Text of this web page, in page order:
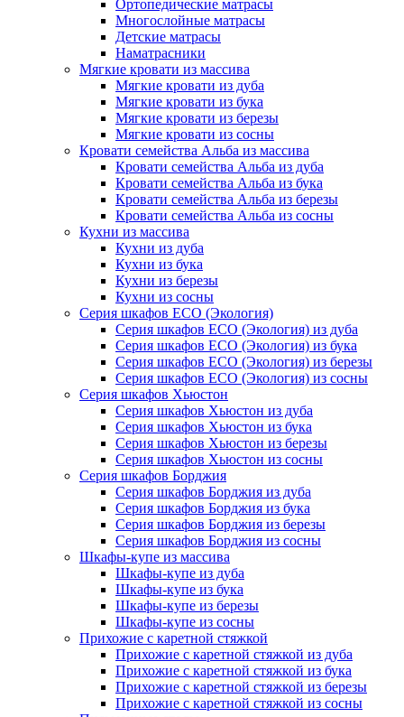
Ортопедические матрасы
Многослойные матрасы
Детские матрасы
Наматрасники
Мягкие кровати из массива
Мягкие кровати из дуба
Мягкие кровати из бука
Мягкие кровати из березы
Мягкие кровати из сосны
Кровати семейства Альба из массива
Кровати семейства Альба из дуба
Кровати семейства Альба из бука
Кровати семейства Альба из березы
Кровати семейства Альба из сосны
Кухни из массива
Кухни из дуба
Кухни из бука
Кухни из березы
Кухни из сосны
Серия шкафов ECO (Экология)
Серия шкафов ECO (Экология) из дуба
Серия шкафов ECO (Экология) из бука
Серия шкафов ECO (Экология) из березы
Серия шкафов ECO (Экология) из сосны
Серия шкафов Хьюстон
Серия шкафов Хьюстон из дуба
Серия шкафов Хьюстон из бука
Серия шкафов Хьюстон из березы
Серия шкафов Хьюстон из сосны
Серия шкафов Борджия
Серия шкафов Борджия из дуба
Серия шкафов Борджия из бука
Серия шкафов Борджия из березы
Серия шкафов Борджия из сосны
Шкафы-купе из массива
Шкафы-купе из дуба
Шкафы-купе из бука
Шкафы-купе из березы
Шкафы-купе из сосны
Прихожие с каретной стяжкой
Прихожие с каретной стяжкой из дуба
Прихожие с каретной стяжкой из бука
Прихожие с каретной стяжкой из березы
Прихожие с каретной стяжкой из сосны